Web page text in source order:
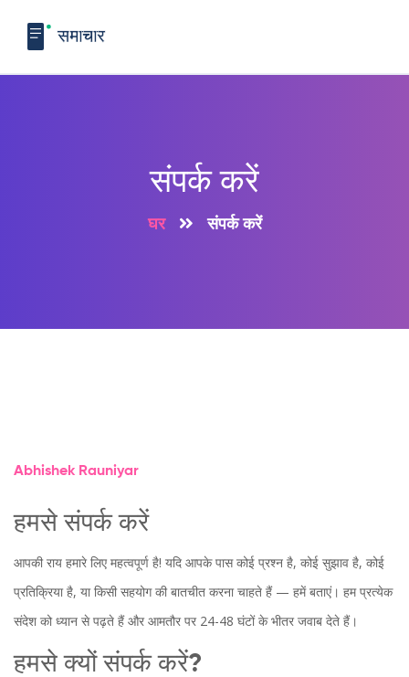
संपर्क करें
घर संपर्क करें
Abhishek Rauniyar
हमसे संपर्क करें
आपकी राय हमारे लिए महत्वपूर्ण है! यदि आपके पास कोई प्रश्न है, कोई सुझाव है, कोई
प्रतिक्रिया है, या किसी सहयोग की बातचीत करना चाहते हैं — हमें बताएं। हम प्रत्येक
संदेश को ध्यान से पढ़ते हैं और आमतौर पर 24-48 घंटों के भीतर जवाब देते हैं।
हमसे क्यों संपर्क करें?